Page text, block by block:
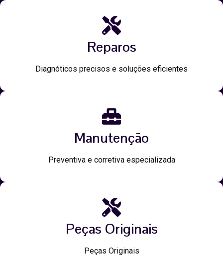
Reparos
Diagnóticos precisos e soluções eficientes
Manutenção
Preventiva e corretiva especializada
Peças Originais
Peças Originais